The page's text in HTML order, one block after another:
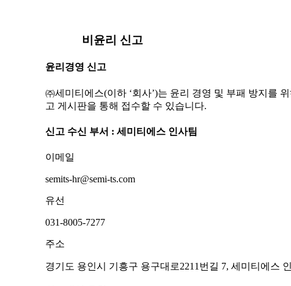
비윤리 신고
윤리경영 신고
㈜세미티에스(이하 ‘회사’)는 윤리 경영 및 부패 방지를
고 게시판을 통해 접수할 수 있습니다.
신고 수신 부서 : 세미티에스 인사팀
이메일
semits-hr@semi-ts.com
유선
031-8005-7277
주소
경기도 용인시 기흥구 용구대로2211번길 7, 세미티에스